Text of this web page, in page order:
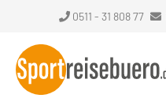
0511 - 31 808 77